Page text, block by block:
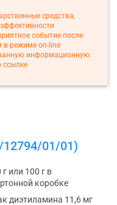
средства,
событие после
в режиме on-line
информационную
ссылке
01/01)
г или 100 г в
коробке
диэтиламина 11,6 мг